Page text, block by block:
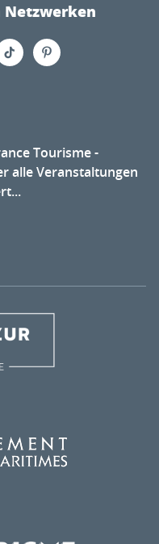
Netzwerken
Tourisme -
alle Veranstaltungen